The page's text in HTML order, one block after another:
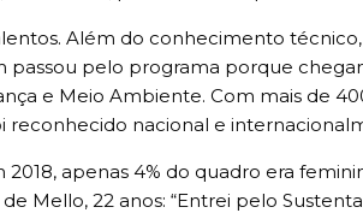
Além do conhecimento
pelo programa porque
e Meio Ambiente. Com mais de
reconhecido nacional e
apenas 4% do quadro era
Mello, 22 anos: “Entrei pelo